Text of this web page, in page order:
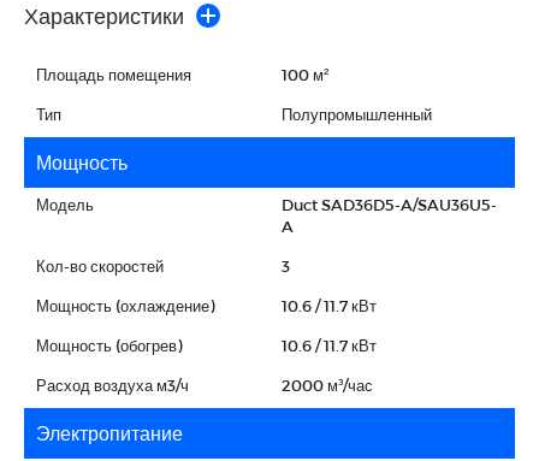
Характеристики
Площадь помещения 100 м²
Тип Полупромышленный
Мощность
Модель
Duct SAD36D5-A/SAU36U5-
A
Кол-во скоростей 3
Мощность (охлаждение) 10.6 / 11.7 кВт
Мощность (обогрев) 10.6 / 11.7 кВт
Расход воздуха м3/ч 2000 м³/час
Электропитание